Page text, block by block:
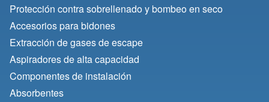
Protección contra sobrellenado y bombeo en seco
Accesorios para bidones
Extracción de gases de escape
Aspiradores de alta capacidad
Componentes de instalación
Absorbentes